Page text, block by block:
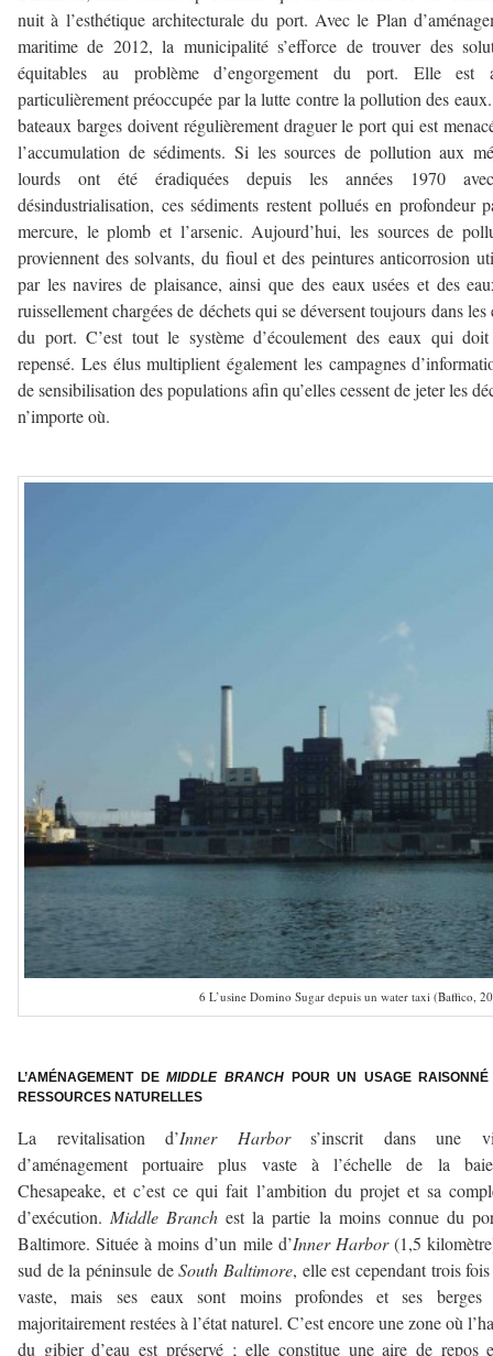
nuit à l’esthétique architecturale du port. Avec le Plan
maritime de 2012, la municipalité s’efforce de trouver des
équitables au problème d’engorgement du port. Elle est
particulièrement préoccupée par la lutte contre la pollution des
bateaux barges doivent régulièrement draguer le port qui est
l’accumulation de sédiments. Si les sources de pollution aux
lourds ont été éradiquées depuis les années 1970
désindustrialisation, ces sédiments restent pollués en profondeur
mercure, le plomb et l’arsenic. Aujourd’hui, les sources de
proviennent des solvants, du fioul et des peintures anticorrosion
par les navires de plaisance, ainsi que des eaux usées et des
ruissellement chargées de déchets qui se déversent toujours dans les
du port. C’est tout le système d’écoulement des eaux qui
repensé. Les élus multiplient également les campagnes
de sensibilisation des populations afin qu’elles cessent de jeter les
n’importe où.
6 L’usine Domino Sugar depuis un water taxi (Baffico,
L’AMÉNAGEMENT DEMIDDLE BRANCH POUR UN USAGE
RESSOURCES NATURELLES
La revitalisation d’Inner Harbors’inscrit dans une
d’aménagement portuaire plus vaste à l’échelle de la
Chesapeake, et c’est ce qui fait l’ambition du projet et sa
d’exécution. Middle Branch est la partie la moins connue du
Baltimore. Située à moins d’un mile d’Inner Harbor(1,5
sud de la péninsule deSouth Baltimore, elle est cependant trois
vaste, mais ses eaux sont moins profondes et ses berges
majoritairement restées à l’état naturel. C’est encore une zone où
du gibier d’eau est préservé ; elle constitue une aire de repos